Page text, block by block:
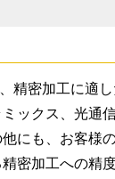
精密加工に適
ックス、光通
にも、お客様
密加工への精